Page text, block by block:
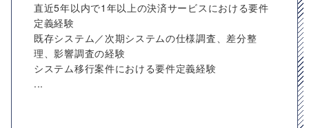
直近5年以内で1年以上の決済サービスにおける要件
定義経験
既存システム／次期システムの仕様調査、差分整
理、影響調査の経験
システム移行案件における要件定義経験
...